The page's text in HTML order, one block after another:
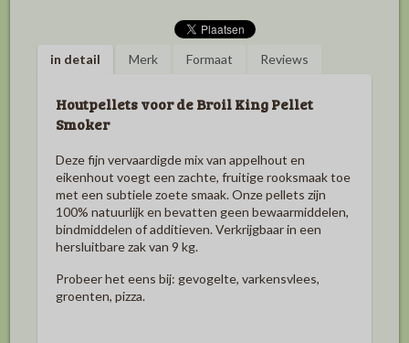
in detail Merk Formaat Reviews
Houtpellets voor de Broil King Pellet
Smoker
Deze fijn vervaardigde mix van appelhout en
eikenhout voegt een zachte, fruitige rooksmaak toe
met een subtiele zoete smaak. Onze pellets zijn
100% natuurlijk en bevatten geen bewaarmiddelen,
bindmiddelen of additieven. Verkrijgbaar in een
hersluitbare zak van 9 kg.
Probeer het eens bij: gevogelte, varkensvlees,
groenten, pizza.